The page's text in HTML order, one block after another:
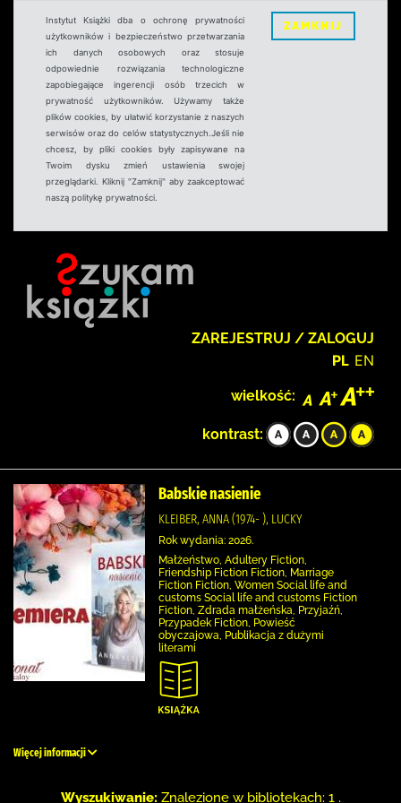
Instytut Książki dba o ochronę prywatności
użytkowników i bezpieczeństwo przetwarzania
ich danych osobowych oraz stosuje
odpowiednie rozwiązania technologiczne
zapobiegające ingerencji osób trzecich w
prywatność użytkowników. Używamy także
plików cookies, by ułatwić korzystanie z naszych
serwisów oraz do celów statystycznych.Jeśli nie
chcesz, by pliki cookies były zapisywane na
Twoim dysku zmień ustawienia swojej
przeglądarki. Kliknij "Zamknij" aby zaakceptować
naszą politykę prywatności.
ZAMKNIJ
ZAREJESTRUJ / ZALOGUJ
PL EN
wielkość:
kontrast:
Babskie nasienie
KLEIBER, ANNA (1974- ), LUCKY
Rok wydania: 2026.
Małżeństwo, Adultery Fiction,
Friendship Fiction Fiction, Marriage
Fiction Fiction, Women Social life and
customs Social life and customs Fiction
Fiction, Zdrada małżeńska, Przyjaźń,
Przypadek Fiction, Powieść
obyczajowa, Publikacja z dużymi
literami
Więcej informacji
Wyszukiwanie: Znalezione w bibliotekach: 1 .